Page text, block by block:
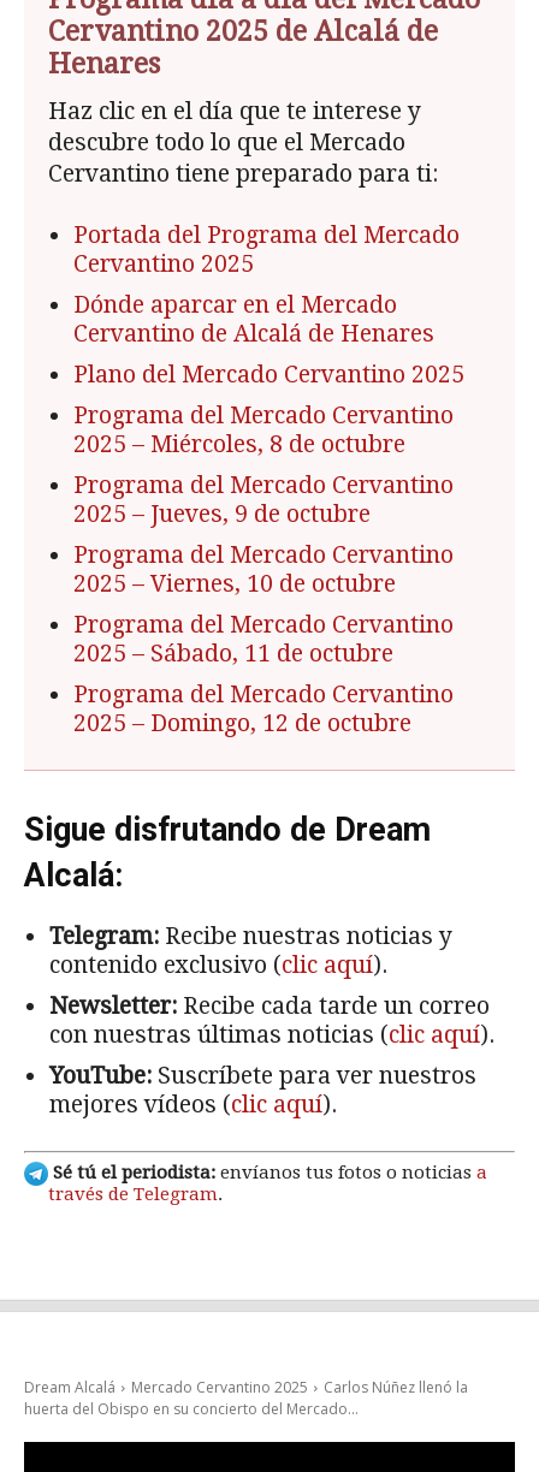
Cervantino 2025 de Alcalá de
Henares
Haz clic en el día que te interese y
descubre todo lo que el Mercado
Cervantino tiene preparado para ti:
Portada del Programa del Mercado
Cervantino 2025
Dónde aparcar en el Mercado
Cervantino de Alcalá de Henares
Plano del Mercado Cervantino 2025
Programa del Mercado Cervantino
2025 – Miércoles, 8 de octubre
Programa del Mercado Cervantino
2025 – Jueves, 9 de octubre
Programa del Mercado Cervantino
2025 – Viernes, 10 de octubre
Programa del Mercado Cervantino
2025 – Sábado, 11 de octubre
Programa del Mercado Cervantino
2025 – Domingo, 12 de octubre
Sigue disfrutando de Dream
Alcalá:
Telegram: Recibe nuestras noticias y
contenido exclusivo (clic aquí).
Newsletter: Recibe cada tarde un correo
con nuestras últimas noticias (clic aquí).
YouTube: Suscríbete para ver nuestros
mejores vídeos (clic aquí).
Sé tú el periodista: envíanos tus fotos o noticias a
través de Telegram.